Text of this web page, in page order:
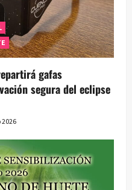
gafas
segura del eclipse
2026